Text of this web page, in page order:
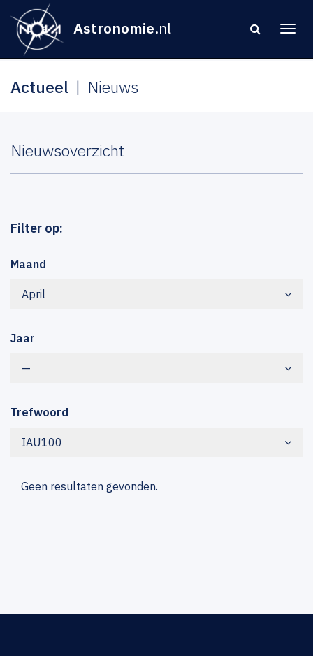
Astronomie.nl
Actueel Nieuws
Nieuwsoverzicht
Filter op:
Maand
April
Jaar
—
Trefwoord
IAU100
Geen resultaten gevonden.